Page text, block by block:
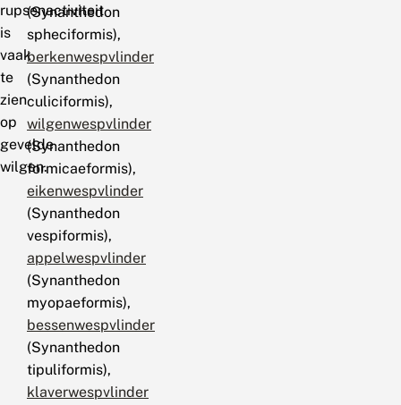
rupsenactiviteit
is
vaak
te
zien
op
gevelde
wilgen.
(Synanthedon
spheciformis),
berkenwespvlinder
(Synanthedon
culiciformis),
wilgenwespvlinder
(Synanthedon
formicaeformis),
eikenwespvlinder
(Synanthedon
vespiformis),
appelwespvlinder
(Synanthedon
myopaeformis),
bessenwespvlinder
(Synanthedon
tipuliformis),
klaverwespvlinder